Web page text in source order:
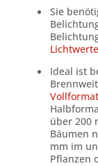
Sie
Lichtwerte
Ideal ist
über 200
Bäumen
mm im
Pflanzen